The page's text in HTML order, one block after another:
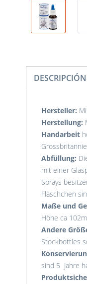
DESCRIPCIÓN
Hersteller:
Herstellung:
Handarbeit
Abfüllung:
mit einer
Sprays
Fläschchen
Maße und
Höhe ca
Andere
Stockbottles
sind 5 Jahre